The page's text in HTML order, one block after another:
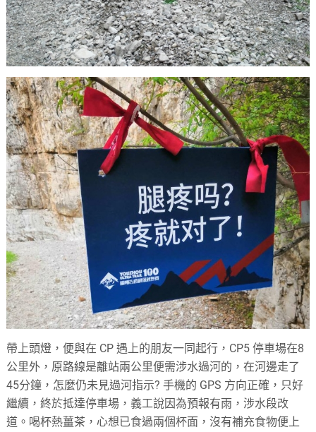
帶上頭燈，便與在 CP 遇上的朋友一同起行，CP5 停車場在8
公里外，原路線是離站兩公里便需涉水過河的，在河邊走了
45分鐘，怎麼仍未見過河指示? 手機的 GPS 方向正確，只好
繼續，終於抵達停車場，義工說因為預報有雨，涉水段改
道。喝杯熱薑茶，心想已食過兩個杯面，沒有補充食物便上